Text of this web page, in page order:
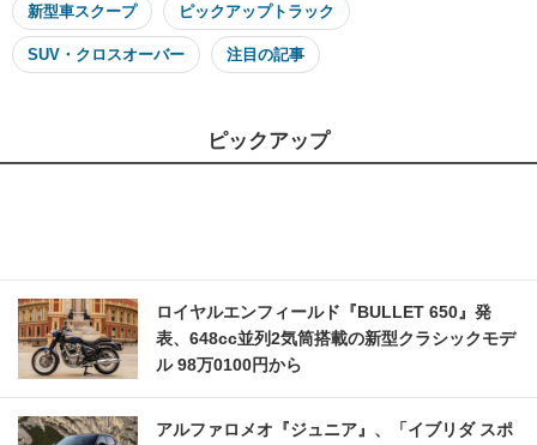
新型車スクープ ピックアップトラック
SUV・クロスオーバー 注目の記事
ピックアップ
ロイヤルエンフィールド『BULLET 650』発
表、648cc並列2気筒搭載の新型クラシックモデ
ル 98万0100円から
アルファロメオ『ジュニア』、「イブリダ スポ